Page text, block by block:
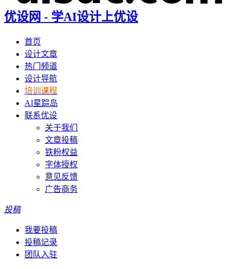
优设网 - 学AI设计上优设
首页
设计文章
热门频道
设计导航
培训课程
AI星踪岛
联系优设
关于我们
文章投稿
铁粉权益
字体授权
意见反馈
广告商务
投稿
我要投稿
投稿记录
团队入驻